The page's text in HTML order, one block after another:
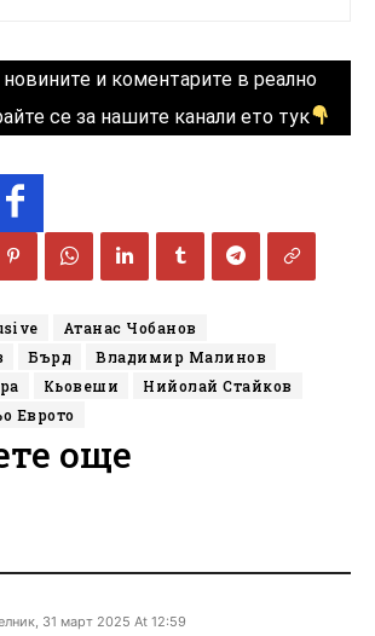
и коментарите в реално
се за нашите канали ето тук
Атанас Чобанов
Бърд
Владимир Малинов
Кьовеши
Нийолай Стайков
Еврото
още
31 март 2025 At 12:59